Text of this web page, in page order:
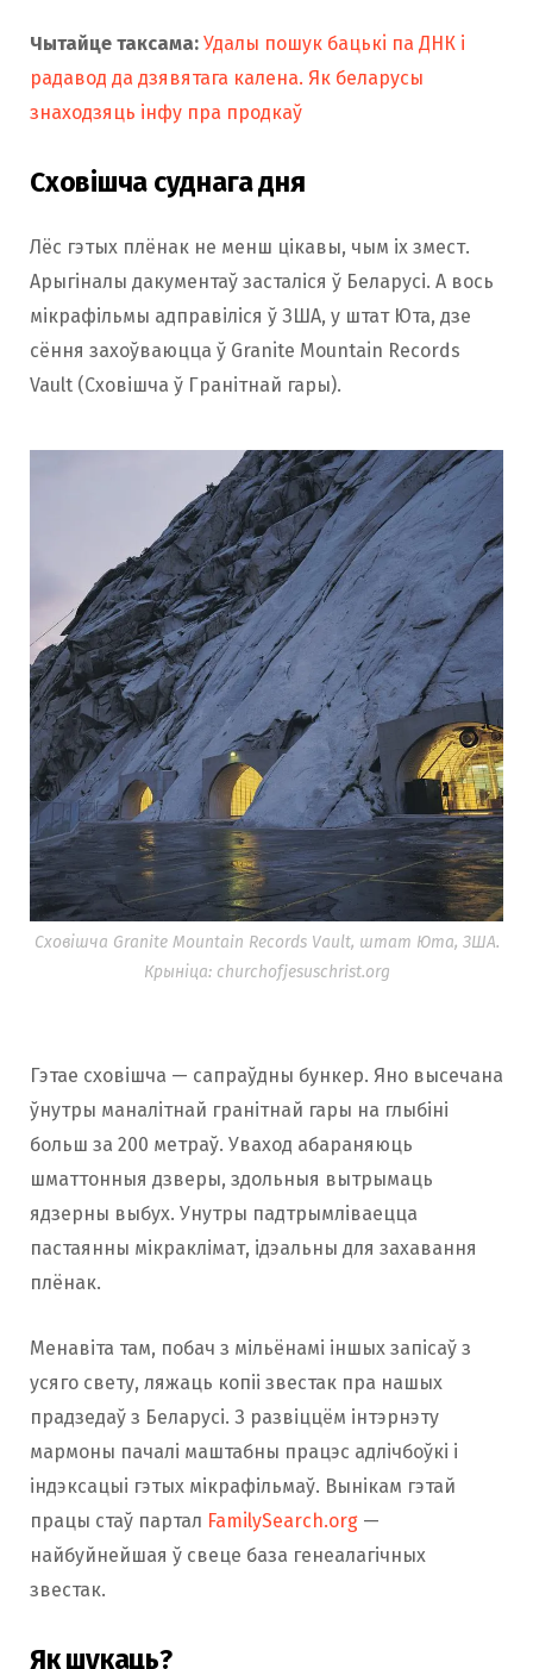
Чытайце таксама: Удалы пошук бацькi па ДНК і
радавод да дзявятага калена. Як беларусы
знаходзяць інфу пра продкаў
Сховішча суднага дня
Лёс гэтых плёнак не менш цікавы, чым іх змест.
Арыгіналы дакументаў засталіся ў Беларусі. А вось
мікрафільмы адправіліся ў ЗША, у штат Юта, дзе
сёння захоўваюцца ў Granite Mountain Records
Vault (Сховішча ў Гранітнай гары).
Сховішча Granite Mountain Records Vault, штат Юта, ЗША.
Крыніца: churchofjesuschrist.org
Гэтае сховішча — сапраўдны бункер. Яно высечана
ўнутры маналітнай гранітнай гары на глыбіні
больш за 200 метраў. Уваход абараняюць
шматтонныя дзверы, здольныя вытрымаць
ядзерны выбух. Унутры падтрымліваецца
пастаянны мікраклімат, ідэальны для захавання
плёнак.
Менавіта там, побач з мільёнамі іншых запісаў з
усяго свету, ляжаць копіі звестак пра нашых
прадзедаў з Беларусі. З развіццём інтэрнэту
мармоны пачалі маштабны працэс адлічбоўкі і
індэксацыі гэтых мікрафільмаў. Вынікам гэтай
працы стаў партал FamilySearch.org —
найбуйнейшая ў свеце база генеалагічных
звестак.
Як шукаць?